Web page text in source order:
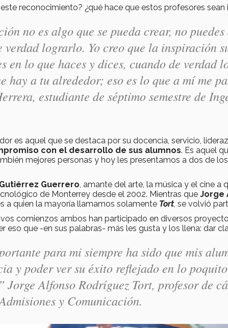
reconocimiento? ¿qué hace que estos profesores sean
no es algo que se pueda crear, no
verdad lograrlo. Yo creo que la inspiración
en lo que haces y dices, cuando de verdad
hay a tu alrededor; eso es lo que a mí me
estudiante de séptimo semestre de
es aquel que se destaca por su docencia, servicio,
con el desarrollo de sus alumnos. Es aquel
mejores personas y hoy les presentamos a dos de
Guerrero , amante del arte, la música y el cine
de Monterrey desde el 2002. Mientras que Jorge
a quien la mayoría llamamos solamente Tort se volvió
comienzos ambos han participado en diversos
eso que -en sus palabras- más les gusta y los llena: dar
para mi siempre ha sido que mis
y poder ver su éxito reflejado en lo
Jorge Alfonso Rodríguez Tort, profesor de
y Comunicación.